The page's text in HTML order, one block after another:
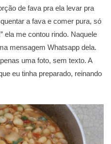
de fava pra ela levar pra
a fava e comer pura, só
ela me contou rindo. Naquele
mensagem Whatsapp dela.
uma foto, sem texto. A
eu tinha preparado, reinando